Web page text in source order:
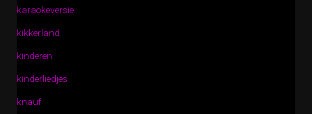
karaokeversie
kikkerland
kinderen
kinderliedjes
knauf